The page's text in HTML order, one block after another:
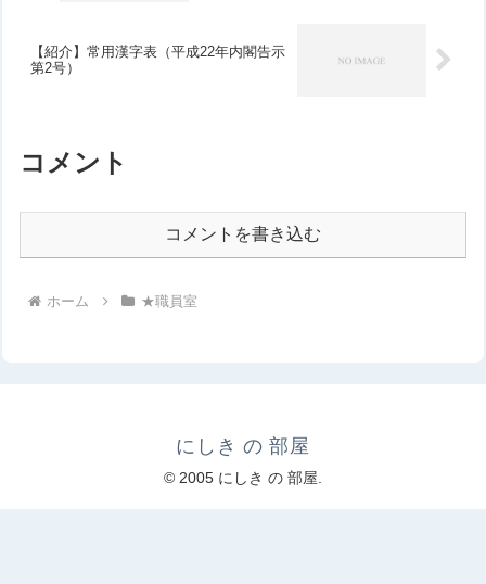
【紹介】常用漢字表（平成22年内閣告示
第2号）
コメント
コメントを書き込む
ホーム ★職員室
にしき の 部屋
© 2005 にしき の 部屋.